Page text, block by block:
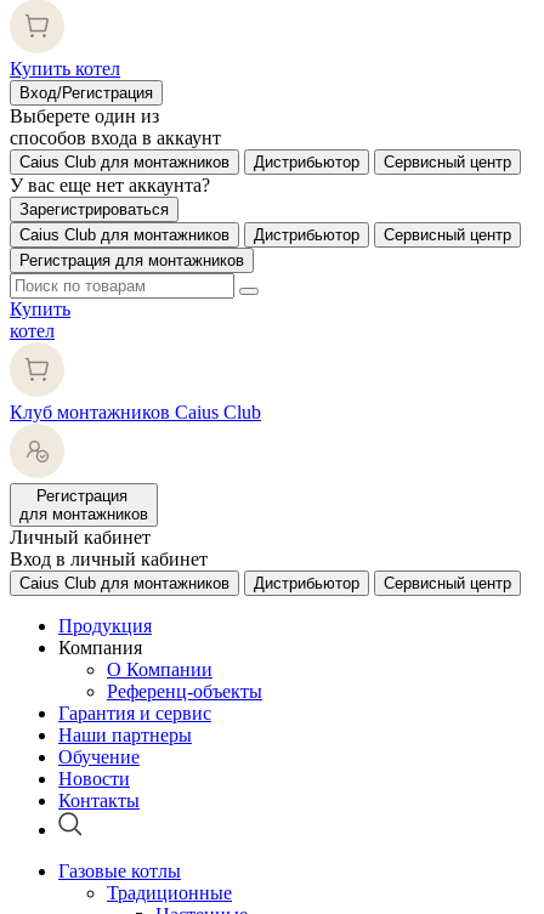
Купить котел
Вход/Регистрация
Выберете один из
способов входа в аккаунт
Caius Club для монтажников Дистрибьютор Сервисный центр
У вас еще нет аккаунта?
Зарегистрироваться
Caius Club для монтажников
Дистрибьютор
Сервисный центр
Регистрация для монтажников
Купить
котел
Клуб монтажников Caius Club
Регистрация
для монтажников
Личный кабинет
Вход в личный кабинет
Caius Club для монтажников Дистрибьютор Сервисный центр
Продукция
Компания
О Компании
Референц-объекты
Гарантия и сервис
Наши партнеры
Обучение
Новости
Контакты
Газовые котлы
Традиционные